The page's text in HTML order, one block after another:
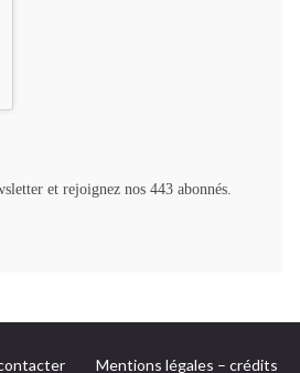
et rejoignez nos 443 abonnés.
Mentions légales – crédits